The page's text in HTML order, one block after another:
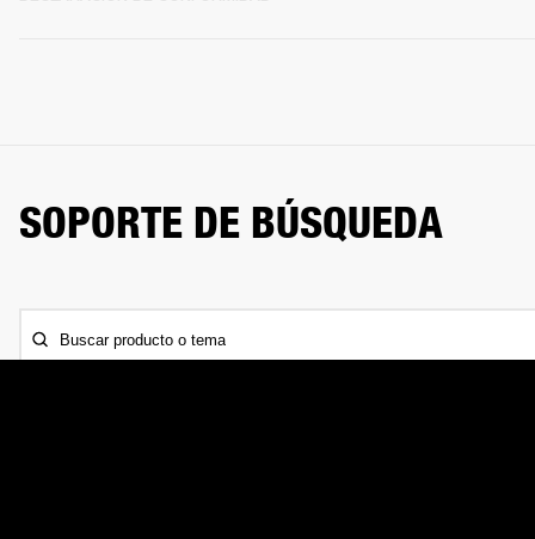
SOPORTE DE BÚSQUEDA
Buscar producto o tema